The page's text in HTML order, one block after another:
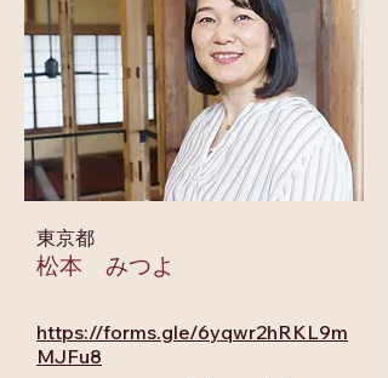
東京都
松本 みつよ
https://forms.gle/6yqwr2hRKL9m
MJFu8